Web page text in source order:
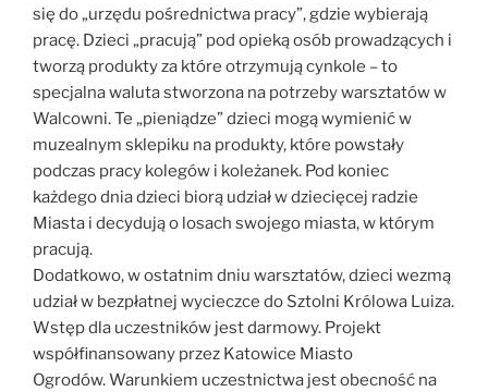
się do „urzędu pośrednictwa pracy”, gdzie wybierają
pracę. Dzieci „pracują” pod opieką osób prowadzących i
tworzą produkty za które otrzymują cynkole – to
specjalna waluta stworzona na potrzeby warsztatów w
Walcowni. Te „pieniądze” dzieci mogą wymienić w
muzealnym sklepiku na produkty, które powstały
podczas pracy kolegów i koleżanek. Pod koniec
każdego dnia dzieci biorą udział w dziecięcej radzie
Miasta i decydują o losach swojego miasta, w którym
pracują.
Dodatkowo, w ostatnim dniu warsztatów, dzieci wezmą
udział w bezpłatnej wycieczce do Sztolni Królowa Luiza.
Wstęp dla uczestników jest darmowy. Projekt
współfinansowany przez Katowice Miasto
Ogrodów. Warunkiem uczestnictwa jest obecność na